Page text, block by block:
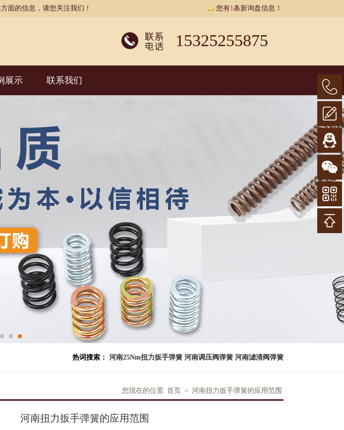
面的信息，请您关注我们！ 您有1条新询盘信息！
15325255875
展示 联系我们
热词搜索： 河南25Nm扭力扳手弹簧 河南调压阀弹簧 河南滤清阀弹簧
您现在的位置: 首页 > 河南扭力扳手弹簧的应用范围
河南扭力扳手弹簧的应用范围